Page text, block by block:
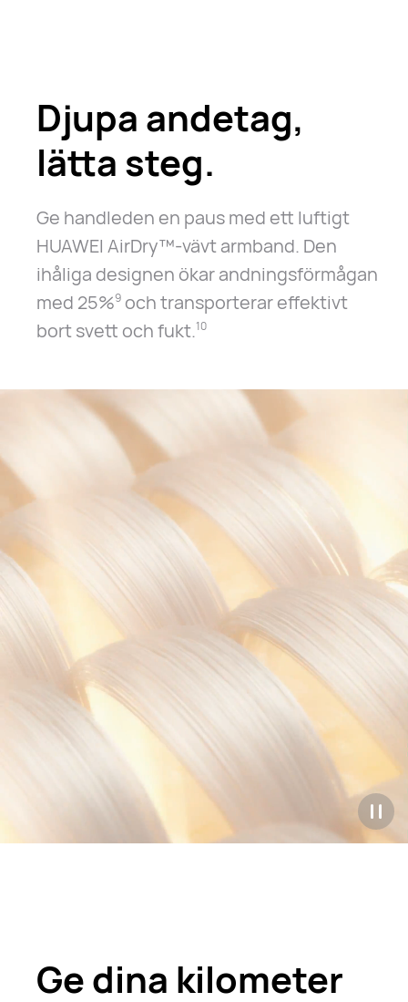
Djupa andetag,
lätta steg.
Ge handleden en paus med ett luftigt
HUAWEI AirDry™-vävt armband. Den
ihåliga designen ökar andningsförmågan
med 25%9och transporterar effektivt
bort svett och fukt.10
Ge dina kilometer